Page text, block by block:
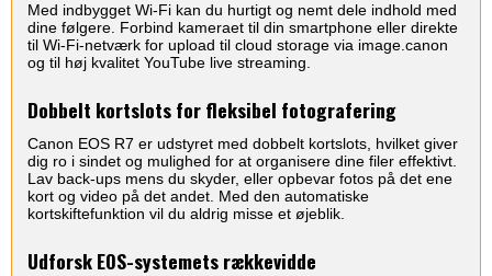
Med indbygget Wi-Fi kan du hurtigt og nemt dele indhold med
dine følgere. Forbind kameraet til din smartphone eller direkte
til Wi-Fi-netværk for upload til cloud storage via image.canon
og til høj kvalitet YouTube live streaming.
Dobbelt kortslots for fleksibel fotografering
Canon EOS R7 er udstyret med dobbelt kortslots, hvilket giver
dig ro i sindet og mulighed for at organisere dine filer effektivt.
Lav back-ups mens du skyder, eller opbevar fotos på det ene
kort og video på det andet. Med den automatiske
kortskiftefunktion vil du aldrig misse et øjeblik.
Udforsk EOS-systemets rækkevidde